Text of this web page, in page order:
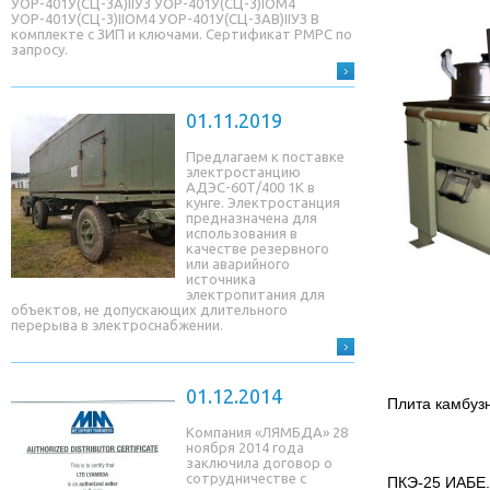
УОР-401У(СЦ-3A)IIУЗ УОР-401У(СЦ-3)IОМ4
УОР-401У(СЦ-3)IIОМ4 УОР-401У(СЦ-3AB)IIУЗ В
комплекте с ЗИП и ключами. Сертификат РМРС по
запросу.
01.11.2019
Предлагаем к поставке
электростанцию
АДЭС-60Т/400 1К в
кунге. Электростанция
предназначена для
использования в
качестве резервного
или аварийного
источника
электропитания для
объектов, не допускающих длительного
перерыва в электроснабжении.
01.12.2014
Компания «ЛЯМБДА» 28
ноября 2014 года
заключила договор о
сотрудничестве с
Плита
ПКЭ-25